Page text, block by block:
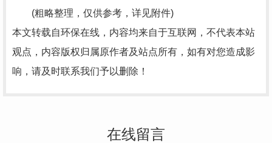
(粗略整理，仅供参考，详见附件)
本文转载自环保在线，内容均来自于互联网，不代表本站
观点，内容版权归属原作者及站点所有，如有对您造成影
响，请及时联系我们予以删除！
在线留言